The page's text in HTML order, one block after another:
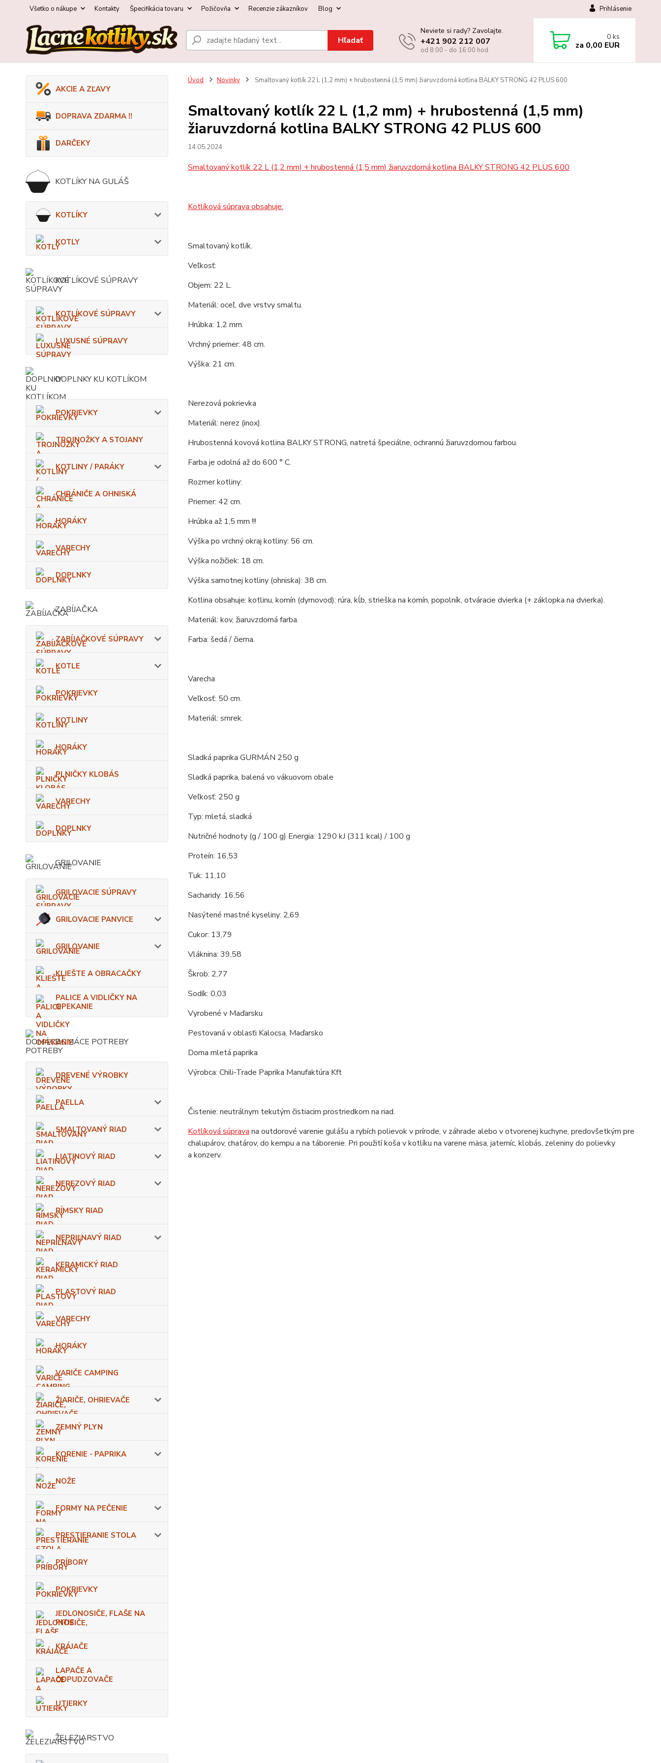
Všetko o nákupe Kontakty Špecifikácia tovaru Požičovňa Recenzie zákazníkov Blog Prihlásenie
Hľadať
Neviete si rady? Zavolajte.
+421 902 212 007
od 8:00 - do 16:00 hod
0 ks
za 0,00 EUR
AKCIE A ZĽAVY
DOPRAVA ZDARMA !!
DARČEKY
KOTLÍKY NA GULÁŠ
KOTLÍKY
KOTLY
KOTLÍKOVÉ SÚPRAVY
KOTLÍKOVÉ SÚPRAVY
LUXUSNÉ SÚPRAVY
DOPLNKY KU KOTLÍKOM
POKRIEVKY
TROJNOŽKY A STOJANY
KOTLINY / PARÁKY
CHRÁNIČE A OHNISKÁ
HORÁKY
VARECHY
DOPLNKY
ZABÍJAČKA
ZABÍJAČKOVÉ SÚPRAVY
KOTLE
POKRIEVKY
KOTLINY
HORÁKY
PLNIČKY KLOBÁS
VARECHY
DOPLNKY
GRILOVANIE
GRILOVACIE SÚPRAVY
GRILOVACIE PANVICE
GRILOVANIE
KLIEŠTE A OBRACAČKY
PALICE A VIDLIČKY NA
OPEKANIE
DOMÁCE POTREBY
DREVENÉ VÝROBKY
PAELLA
SMALTOVANÝ RIAD
LIATINOVÝ RIAD
NEREZOVÝ RIAD
RÍMSKY RIAD
NEPRIĽNAVÝ RIAD
KERAMICKÝ RIAD
PLASTOVÝ RIAD
VARECHY
HORÁKY
VARIČE CAMPING
ŽIARIČE, OHRIEVAČE
ZEMNÝ PLYN
KORENIE - PAPRIKA
NOŽE
FORMY NA PEČENIE
PRESTIERANIE STOLA
PRÍBORY
POKRIEVKY
JEDLONOSIČE, FLAŠE NA
PITIE
KRÁJAČE
LAPAČE A
ODPUDZOVAČE
UTIERKY
ŽELEZIARSTVO
Úvod Novinky Smaltovaný kotlík 22 L (1,2 mm) + hrubostenná (1,5 mm) žiaruvzdorná kotlina BALKY STRONG 42 PLUS 600
Smaltovaný kotlík 22 L (1,2 mm) + hrubostenná (1,5 mm)
žiaruvzdorná kotlina BALKY STRONG 42 PLUS 600
14.05.2024
Smaltovaný kotlík 22 L (1,2 mm) + hrubostenná (1,5 mm) žiaruvzdorná kotlina BALKY STRONG 42 PLUS 600
Kotlíková súprava obsahuje:
Smaltovaný kotlík.
Veľkosť:
Objem: 22 L.
Materiál: oceľ, dve vrstvy smaltu.
Hrúbka: 1,2 mm.
Vrchný priemer: 48 cm.
Výška: 21 cm.
Nerezová pokrievka
Materiál: nerez (inox).
Hrubostenná kovová kotlina BALKY STRONG, natretá špeciálne, ochrannú žiaruvzdornou farbou.
Farba je odolná až do 600 ° C.
Rozmer kotliny:
Priemer: 42 cm.
Hrúbka až 1,5 mm !!!
Výška po vrchný okraj kotliny: 56 cm.
Výška nožičiek: 18 cm.
Výška samotnej kotliny (ohniska): 38 cm.
Kotlina obsahuje: kotlinu, komín (dymovod): rúra, kĺb, strieška na komín, popolník, otváracie dvierka (+ záklopka na dvierka).
Materiál: kov, žiaruvzdorná farba.
Farba: šedá / čierna.
Varecha
Veľkosť: 50 cm.
Materiál: smrek.
Sladká paprika GURMÁN 250 g
Sladká paprika, balená vo vákuovom obale
Veľkosť: 250 g
Typ: mletá, sladká
Nutričné hodnoty (g / 100 g) Energia: 1290 kJ (311 kcal) / 100 g
Proteín: 16,53
Tuk: 11,10
Sacharidy: 16,56
Nasýtené mastné kyseliny: 2,69
Cukor: 13,79
Vláknina: 39,58
Škrob: 2,77
Sodík: 0,03
Vyrobené v Maďarsku
Pestovaná v oblasťi Kalocsa, Maďarsko
Doma mletá paprika
Výrobca: Chili-Trade Paprika Manufaktúra Kft
Čistenie: neutrálnym tekutým čistiacim prostriedkom na riad.
Kotlíková súprava na outdorové varenie gulášu a rybích polievok v prírode, v záhrade alebo v otvorenej kuchyne, predovšetkým pre
chalupárov, chatárov, do kempu a na táborenie. Pri použití koša v kotlíku na varene mäsa, jaterníc, klobás, zeleniny do polievky
a konzerv.